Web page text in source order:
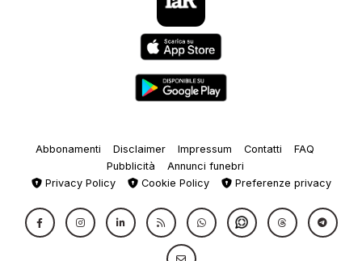
Abbonamenti Disclaimer Impressum Contatti
FAQ
Pubblicità
Annunci funebri
Privacy Policy
Cookie Policy Preferenze privacy